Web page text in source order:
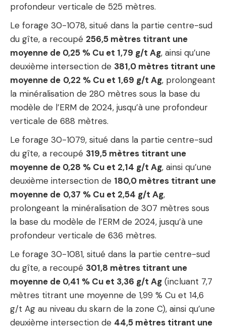
profondeur verticale de 525 mètres.
Le forage 30-1078, situé dans la partie centre-sud
du gîte, a recoupé 256,5 mètres titrant une
moyenne de 0,25 % Cu et 1,79 g/t Ag, ainsi qu’une
deuxième intersection de 381,0 mètres titrant une
moyenne de 0,22 % Cu et 1,69 g/t Ag, prolongeant
la minéralisation de 280 mètres sous la base du
modèle de l’ERM de 2024, jusqu’à une profondeur
verticale de 688 mètres.
Le forage 30-1079, situé dans la partie centre-sud
du gîte, a recoupé 319,5 mètres titrant une
moyenne de 0,28 % Cu et 2,14 g/t Ag, ainsi qu’une
deuxième intersection de 180,0 mètres titrant une
moyenne de 0,37 % Cu et 2,54 g/t Ag,
prolongeant la minéralisation de 307 mètres sous
la base du modèle de l’ERM de 2024, jusqu’à une
profondeur verticale de 636 mètres.
Le forage 30-1081, situé dans la partie centre-sud
du gîte, a recoupé 301,8 mètres titrant une
moyenne de 0,41 % Cu et 3,36 g/t Ag (incluant 7,7
mètres titrant une moyenne de 1,99 % Cu et 14,6
g/t Ag au niveau du skarn de la zone C), ainsi qu’une
deuxième intersection de 44,5 mètres titrant une